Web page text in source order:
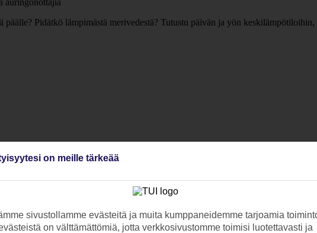
päälle? Pidätkö lämpimästä merivedestä? Tutustu päivän ja yön
on meille tärkeää
sivustollamme evästeitä ja muita kumppaneidemme tarjoamia
on välttämättömiä, jotta verkkosivustomme toimisi luotettavasti ja